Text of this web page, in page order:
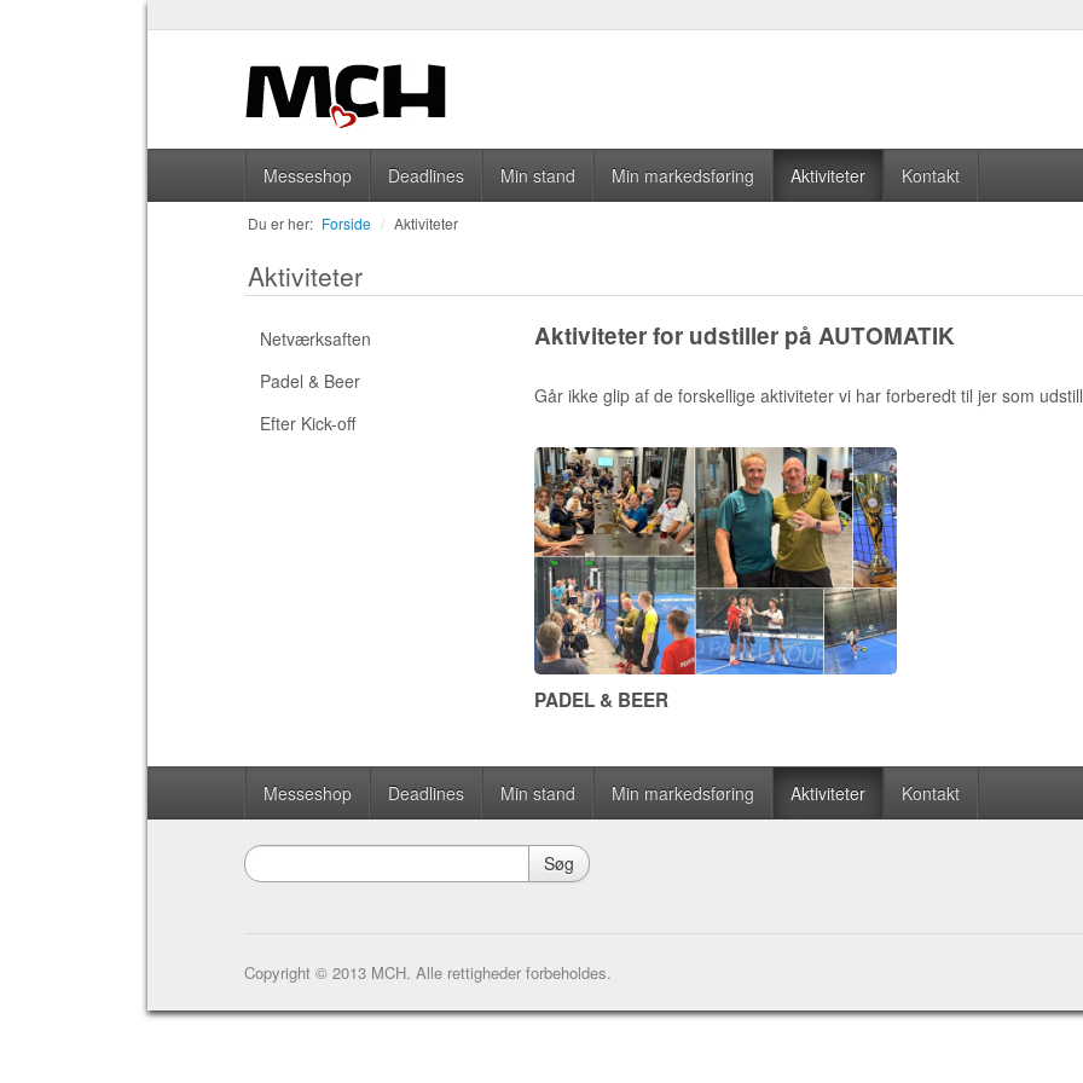
Messeshop Deadlines Min stand Min markedsføring Aktiviteter Kontakt
Du er her: Forside / Aktiviteter
Aktiviteter
Netværksaften
Padel & Beer
Efter Kick-off
Aktiviteter for udstiller på AUTOMATIK
Går ikke glip af de forskellige aktiviteter vi har forberedt til jer som
PADEL & BEER
Messeshop Deadlines Min stand Min markedsføring Aktiviteter Kontakt
Søg
Copyright © 2013 MCH. Alle rettigheder forbeholdes.